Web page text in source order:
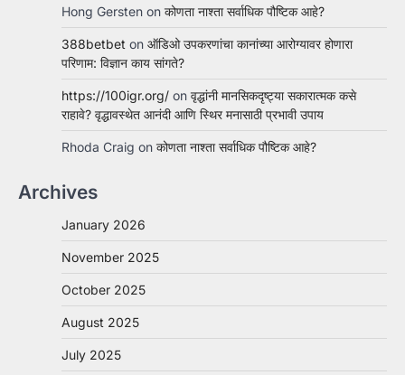
Hong Gersten on कोणता नाश्ता सर्वाधिक पौष्टिक आहे?
388betbet on ऑडिओ उपकरणांचा कानांच्या आरोग्यावर होणारा
परिणाम: विज्ञान काय सांगते?
https://100igr.org/ on वृद्धांनी मानसिकदृष्ट्या सकारात्मक कसे
राहावे? वृद्धावस्थेत आनंदी आणि स्थिर मनासाठी प्रभावी उपाय
Rhoda Craig on कोणता नाश्ता सर्वाधिक पौष्टिक आहे?
Archives
January 2026
November 2025
October 2025
August 2025
July 2025